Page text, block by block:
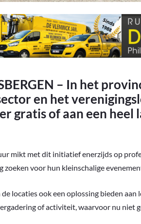
– In het
en het
gratis of aan een
mikt met dit initiatief enerzijds op
zoeken voor hun kleinschalige
locaties ook een oplossing bieden
of activiteit, waarvoor nu niet